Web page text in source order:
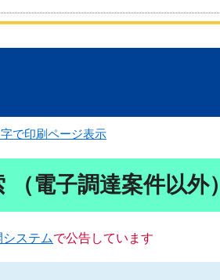
で印刷ページ表示
電子調達案件以外）
システムで公告しています